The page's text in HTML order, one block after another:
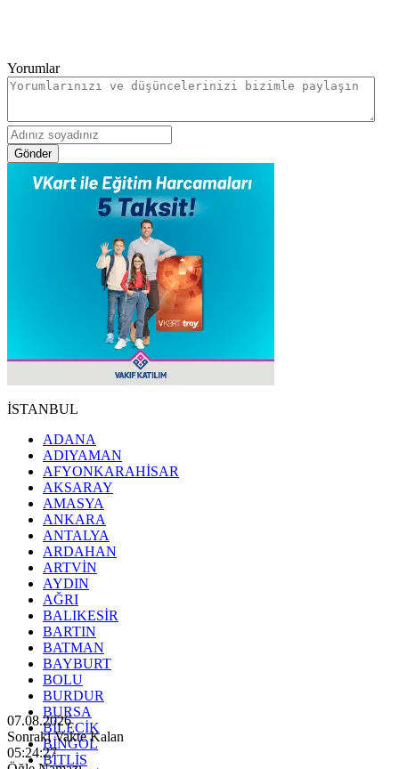
Yorumlar
Gönder
İSTANBUL
ADANA
ADIYAMAN
AFYONKARAHİSAR
AKSARAY
AMASYA
ANKARA
ANTALYA
ARDAHAN
ARTVİN
AYDIN
AĞRI
BALIKESİR
BARTIN
BATMAN
BAYBURT
BOLU
BURDUR
BURSA
BİLECİK
BİNGÖL
BİTLİS
07.08.2026
Sonraki Vakte Kalan
05:24:25